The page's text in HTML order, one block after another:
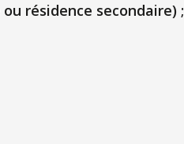
résidence secondaire) ;